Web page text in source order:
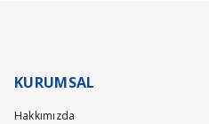
KURUMSAL
Hakkımızda